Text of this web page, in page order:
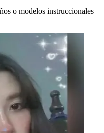
o modelos instruccionales